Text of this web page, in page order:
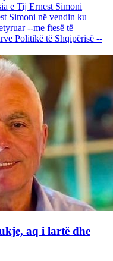
e Tij Ernest Simoni
Simoni në vendin ku
--me ftesë të
Politikë të Shqipërisë --
aq i lartë dhe